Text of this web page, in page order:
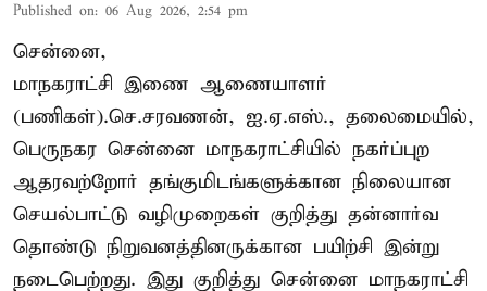
Published on: 06 Aug 2026, 2:54 pm
சென்னை,
மாநகராட்சி இணை ஆணையாளர்
(பணிகள்).செ.சரவணன், ஐ.ஏ.எஸ்., தலைமையில்,
பெருநகர சென்னை மாநகராட்சியில் நகர்ப்புற
ஆதரவற்றோர் தங்குமிடங்களுக்கான நிலையான
செயல்பாட்டு வழிமுறைகள் குறித்து தன்னார்வ
தொண்டு நிறுவனத்தினருக்கான பயிற்சி இன்று
நடைபெற்றது. இது குறித்து சென்னை மாநகராட்சி